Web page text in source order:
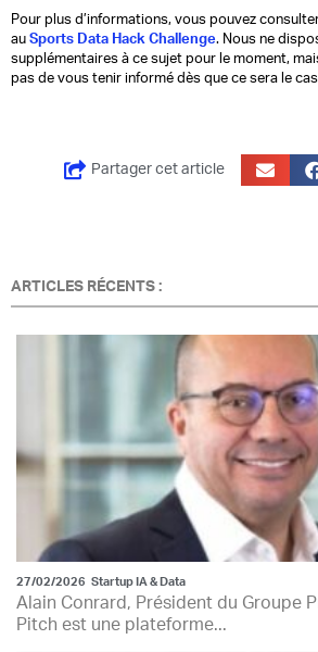
Pour plus d’informations, vous pouvez
au Sports Data Hack Challenge. Nous ne
supplémentaires à ce sujet pour le moment,
pas de vous tenir informé dès que ce sera le
Partager cet article
ARTICLES RÉCENTS :
27/02/2026 Startup IA & Data
Alain Conrard, Président du Groupe
Pitch est une plateforme...